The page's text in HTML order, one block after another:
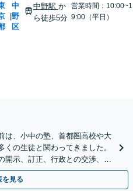
中
野
区
中野駅 か
ら徒歩5分
営業時間：10:00~1
9:00（平日）
は、小中の塾、首都圏高校や大
の生徒と関わってきました。
示、訂正、行政との交渉、行
相談ください。
を見る